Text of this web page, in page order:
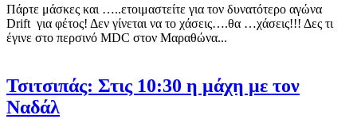
Πάρτε μάσκες και …..ετοιμαστείτε για τον δυνατότερο αγώνα
Drift για φέτος! Δεν γίνεται να το χάσεις….θα …χάσεις!!! Δες τι
έγινε στο περσινό MDC στον Μαραθώνα...
Τσιτσιπάς: Στις 10:30 η μάχη με τον
Ναδάλ